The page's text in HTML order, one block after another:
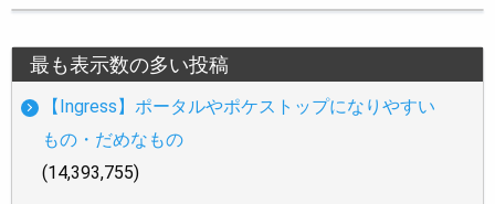
最も表示数の多い投稿
【Ingress】ポータルやポケストップになりやすい
もの・だめなもの
(14,393,755)